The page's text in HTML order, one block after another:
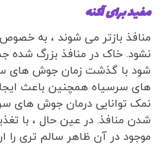
مفید برای آکنه
منافذ بازتر می شوند ، به
نشود. خاک در منافذ بزرگ
شود با گذشت زمان جوش های
های سرسیاه همچنین باعث
نمک توانایی درمان جوش های
شدن منافذ. در عین حال ، با
موجود در آن ظاهر سالم تری را